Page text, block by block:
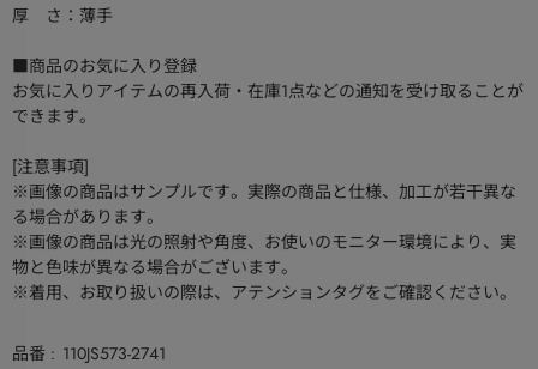
厚 さ：薄手
■商品のお気に入り登録
お気に入りアイテムの再入荷・在庫1点などの通知を受け取ることが
できます。
[注意事項]
※画像の商品はサンプルです。実際の商品と仕様、加工が若干異な
る場合があります。
※画像の商品は光の照射や角度、お使いのモニター環境により、実
物と色味が異なる場合がございます。
※着用、お取り扱いの際は、アテンションタグをご確認ください。
品番
110JS573-2741